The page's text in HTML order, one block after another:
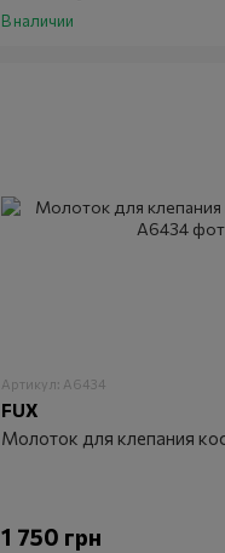
В наличии
Артикул: A6434
FUX
Молоток для клепания
1 750 грн